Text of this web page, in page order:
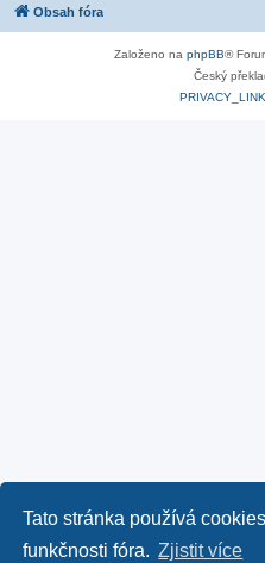
Tato stránka používá
funkčnosti fóra. Zjistit více
Obsah fóra
Založeno na phpBB®
Český
PRIVACY_LINK